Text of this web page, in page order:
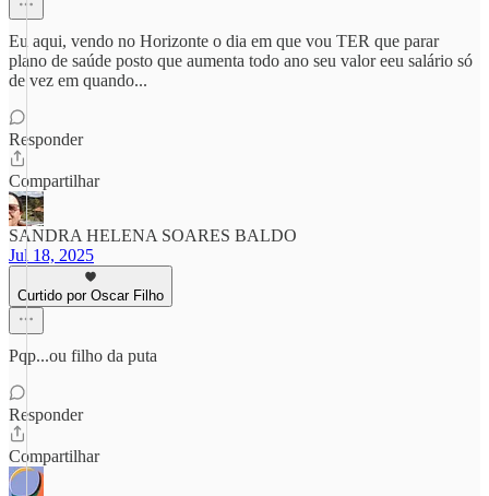
Eu aqui, vendo no Horizonte o dia em que vou TER que parar
plano de saúde posto que aumenta todo ano seu valor eeu salário só
de vez em quando...
Responder
Compartilhar
SANDRA HELENA SOARES BALDO
Jul 18, 2025
Curtido por Oscar Filho
Pqp...ou filho da puta
Responder
Compartilhar